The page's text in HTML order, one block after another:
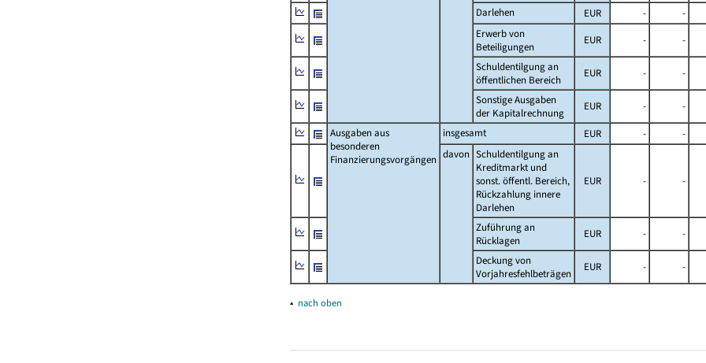
Darlehen EUR - -
Erwerb von
Beteiligungen
EUR - -
Schuldentilgung an
öffentlichen Bereich
EUR - -
Sonstige Ausgaben
der Kapitalrechnung
EUR - -
Ausgaben aus
besonderen
Finanzierungsvorgängen
insgesamt EUR - -
davon Schuldentilgung an
Kreditmarkt und
sonst. öffentl. Bereich,
Rückzahlung innere
Darlehen
EUR - -
Zuführung an
Rücklagen
EUR - -
Deckung von
Vorjahresfehlbeträgen
EUR - -
▴ nach oben